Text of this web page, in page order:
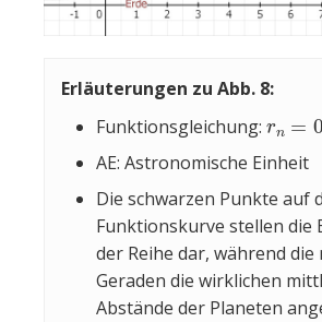
Erläuterungen zu Abb. 8:
Funktionsgleichung:
AE: Astronomische Einheit
Die schwarzen Punkte auf
Funktionskurve stellen die
der Reihe dar, während die
Geraden die wirklichen
Abstände der Planeten